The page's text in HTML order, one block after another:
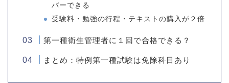
バーできる
受験料・勉強の行程・テキストの購入が２倍
第一種衛生管理者に１回で合格できる？
まとめ：特例第一種試験は免除科目あり